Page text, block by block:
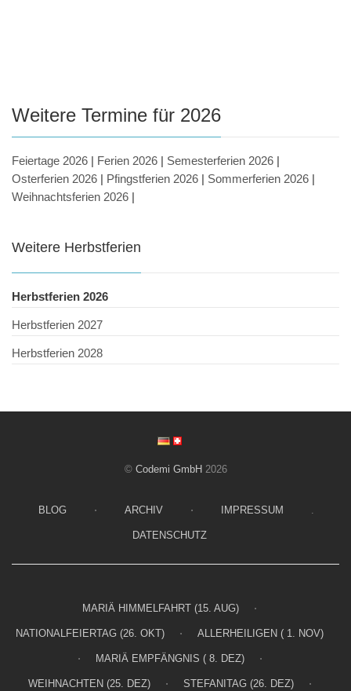
Weitere Termine für 2026
Feiertage 2026 | Ferien 2026 | Semesterferien 2026 |
Osterferien 2026 | Pfingstferien 2026 | Sommerferien 2026 |
Weihnachtsferien 2026 |
Weitere Herbstferien
Herbstferien 2026
Herbstferien 2027
Herbstferien 2028
© Codemi GmbH 2026
BLOG ⋅ ARCHIV ⋅ IMPRESSUM .
DATENSCHUTZ
MARIÄ HIMMELFAHRT (15. AUG) ⋅
NATIONALFEIERTAG (26. OKT) ⋅ ALLERHEILIGEN ( 1. NOV)
⋅ MARIÄ EMPFÄNGNIS ( 8. DEZ) ⋅
WEIHNACHTEN (25. DEZ) ⋅ STEFANITAG (26. DEZ) ⋅